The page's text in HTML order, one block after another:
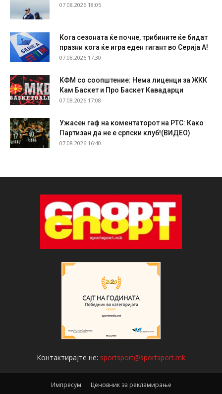
07.08.2026 18:05
Кога сезоната ќе почне, трибините ќе бидат
празни кога ќе игра еден гигант во Серија А!
07.08.2026 17:30
КФМ со соопштение: Нема лиценци за ЖКК
Кам Баскет и Про Баскет Кавадарци
07.08.2026 17:08
Ужасен гаф на коментаторот на РТС: Како
Партизан да не е српски клуб!(ВИДЕО)
07.08.2026 16:40
Контактирајте не: sportsport@sportsport.mk
Импресум Ценовник за рекламирање